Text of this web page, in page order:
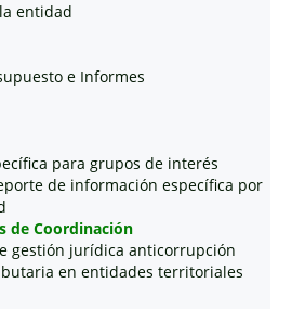
entidad
e Informes
para grupos de interés
de información específica por
de Coordinación
gestión jurídica anticorrupción
en entidades territoriales